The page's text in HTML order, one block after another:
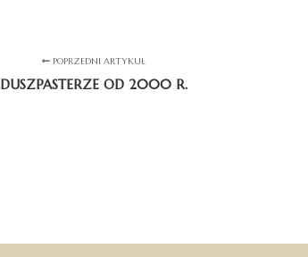
POPRZEDNI ARTYKUŁ
DUSZPASTERZE OD 2000 R.